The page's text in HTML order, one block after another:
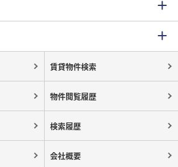
賃貸物件検索
物件閲覧履歴
検索履歴
会社概要